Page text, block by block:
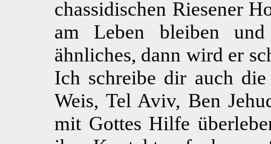
chassidischen Riesener
am Leben bleiben
ähnliches, dann wird er
Ich schreibe dir auch
Weis, Tel Aviv, Ben
mit Gottes Hilfe